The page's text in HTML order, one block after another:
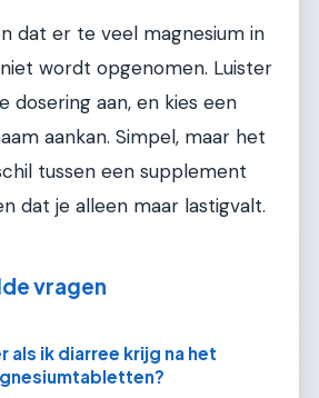
dat er te veel magnesium in
wordt opgenomen. Luister
dosering aan, en kies een
aankan. Simpel, maar het
tussen een supplement
dat je alleen maar lastigvalt.
vragen
als ik diarree krijg na het